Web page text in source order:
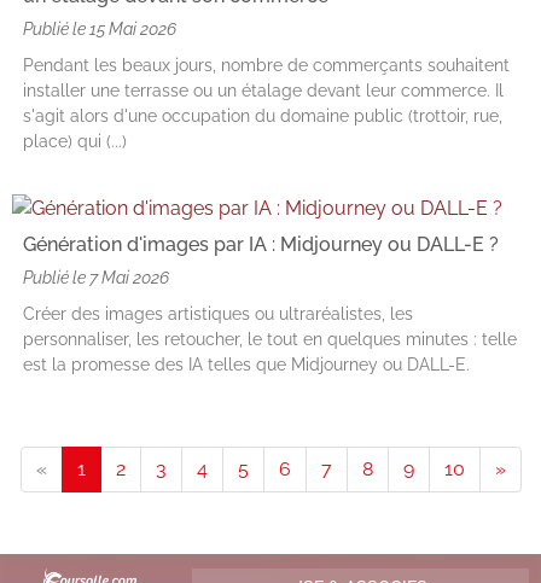
Publié le 15 Mai 2026
Pendant les beaux jours, nombre de commerçants souhaitent
installer une terrasse ou un étalage devant leur commerce. Il
s'agit alors d'une occupation du domaine public (trottoir, rue,
place) qui (...)
Génération d'images par IA : Midjourney ou DALL-E ?
Publié le 7 Mai 2026
Créer des images artistiques ou ultraréalistes, les
personnaliser, les retoucher, le tout en quelques minutes : telle
est la promesse des IA telles que Midjourney ou DALL-E.
« 1 2 3 4 5 6 7 8 9 10 »